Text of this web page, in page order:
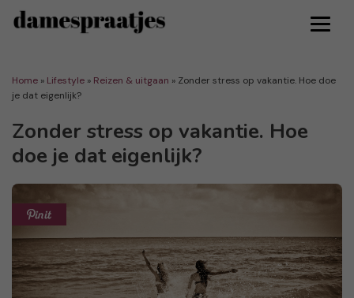
Home » Lifestyle » Reizen & uitgaan » Zonder stress op vakantie. Hoe doe
je dat eigenlijk?
Zonder stress op vakantie. Hoe
doe je dat eigenlijk?